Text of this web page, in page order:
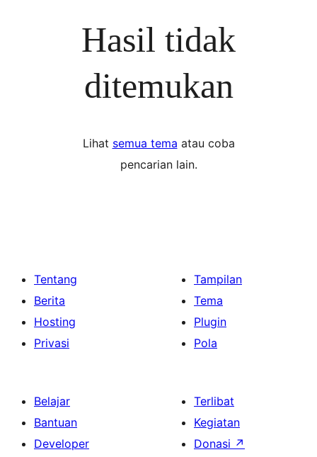
Hasil tidak
ditemukan
Lihat semua tema atau coba
pencarian lain.
Tentang
Berita
Hosting
Privasi
Tampilan
Tema
Plugin
Pola
Belajar
Bantuan
Developer
Terlibat
Kegiatan
Donasi ↗